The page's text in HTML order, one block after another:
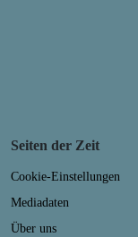
Seiten der Zeit
Cookie-Einstellungen
Mediadaten
Über uns